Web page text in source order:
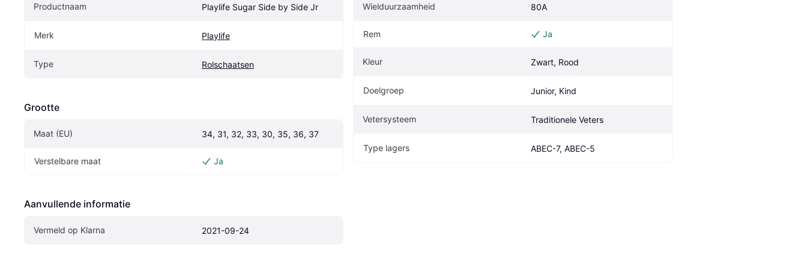
Productnaam Playlife Sugar Side by Side Jr
Merk Playlife
Type Rolschaatsen
Grootte
Maat (EU) 34, 31, 32, 33, 30, 35, 36, 37
Verstelbare maat Ja
Aanvullende informatie
Vermeld op Klarna 2021-09-24
Wielduurzaamheid 80A
Rem Ja
Kleur Zwart, Rood
Doelgroep Junior, Kind
Vetersysteem Traditionele Veters
Type lagers ABEC-7, ABEC-5